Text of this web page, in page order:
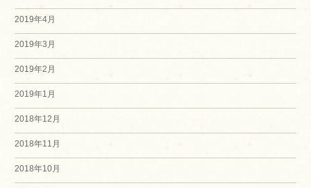
2019年4月
2019年3月
2019年2月
2019年1月
2018年12月
2018年11月
2018年10月